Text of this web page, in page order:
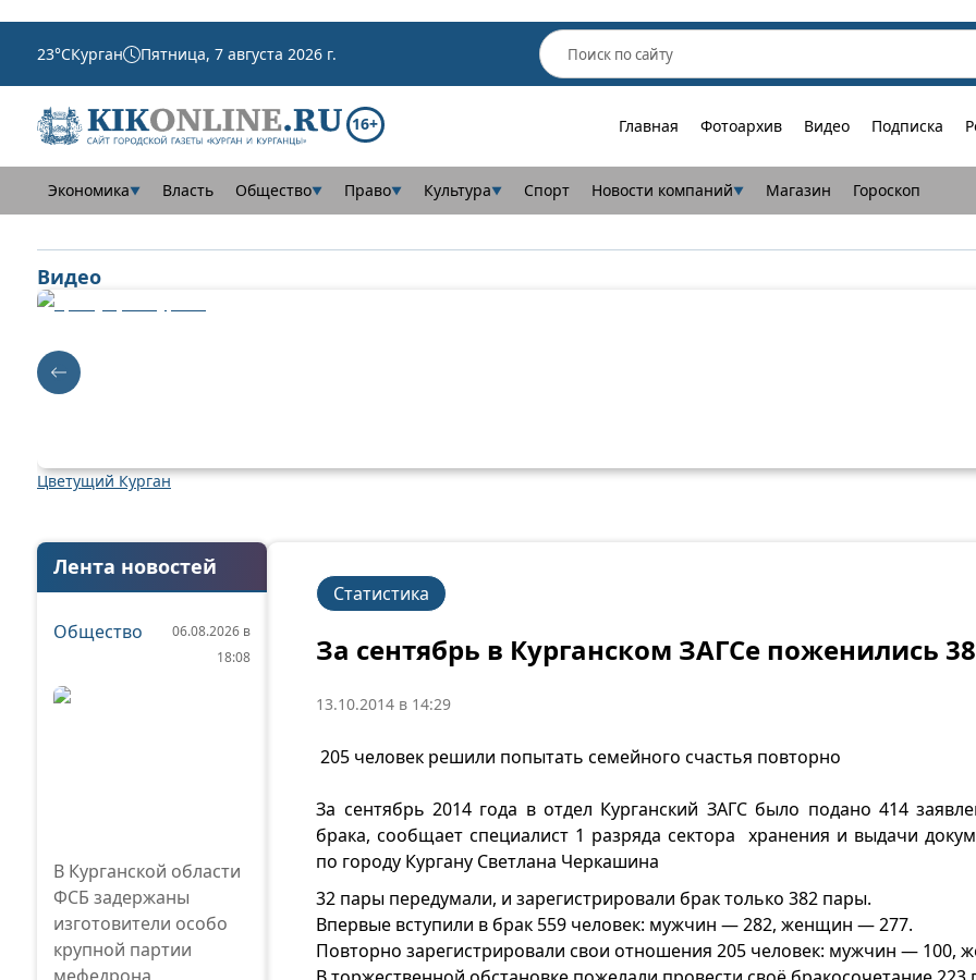
23°CКурган Пятница, 7 августа 2026 г.
16+ Главная Фотоархив Видео Подписка
Экономика▼ Власть Общество▼ Право▼ Культура▼ Спорт Новости компаний▼ Магазин Гороскоп
Видео
Цветущий Курган
Лента новостей
Общество
06.08.2026 в
18:08
В Курганской области
ФСБ задержаны
изготовители особо
крупной партии
Статистика
За сентябрь в Курганском ЗАГСе поженились
13.10.2014 в 14:29
205 человек решили попытать семейного счастья повторно
За сентябрь 2014 года в отдел Курганский ЗАГС было подано 414
брака, сообщает специалист 1 разряда сектора хранения и выдачи
по городу Кургану Светлана Черкашина
32 пары передумали, и зарегистрировали брак только 382 пары.
Впервые вступили в брак 559 человек: мужчин — 282, женщин — 277.
Повторно зарегистрировали свои отношения 205 человек: мужчин — 100,